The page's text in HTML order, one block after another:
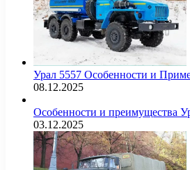
Урал 5557 Особенности и
08.12.2025
Особенности и преимущества
03.12.2025